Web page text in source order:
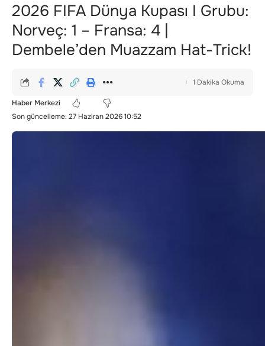
2026 FIFA Dünya Kupası I Grubu:
Norveç: 1 – Fransa: 4 |
Dembele’den Muazzam Hat-Trick!
Son güncelleme: 27 Haziran 2026 10:52
Haber Merkezi
1 Dakika Okuma